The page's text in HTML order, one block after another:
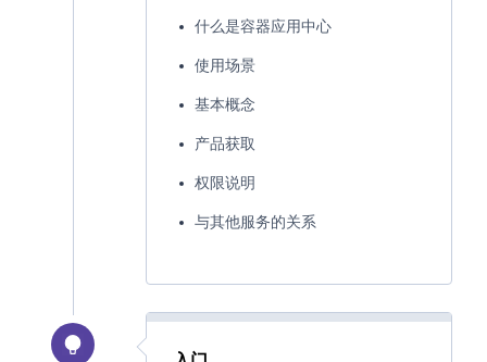
什么是容器应用中心
使用场景
基本概念
产品获取
权限说明
与其他服务的关系